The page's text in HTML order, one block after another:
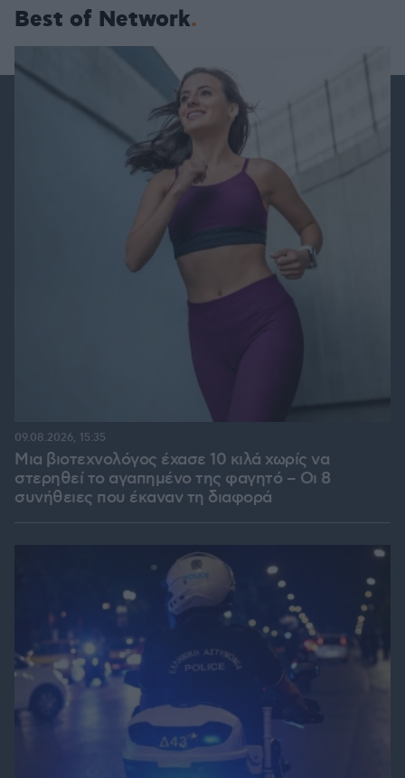
Best of Network
Μια βιοτεχνολόγος έχασε 10 κιλά χωρίς να
στερηθεί το αγαπημένο της φαγητό – Οι 8
συνήθειες που έκαναν τη διαφορά
09.08.2026, 15:35